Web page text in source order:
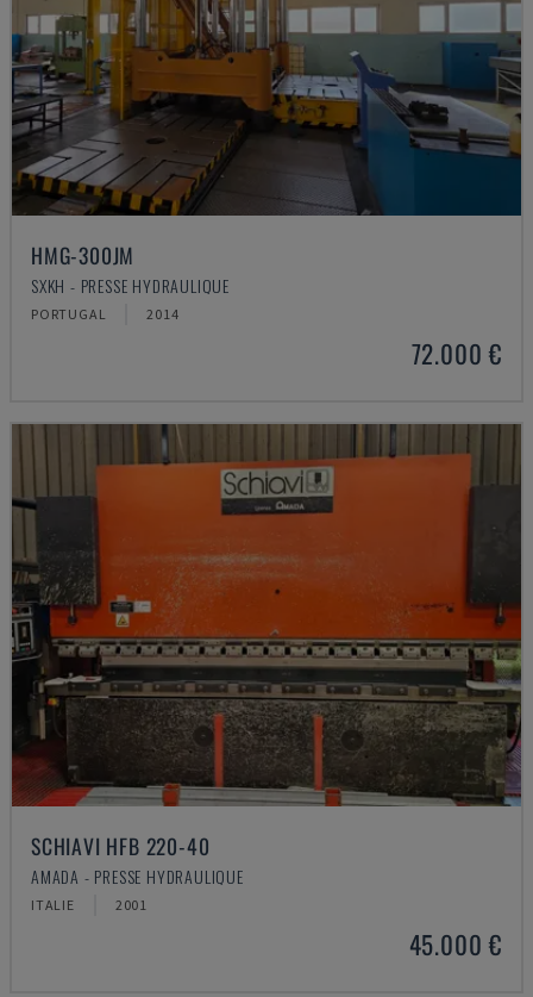
HMG-300JM
SXKH - PRESSE HYDRAULIQUE
PORTUGAL 2014
72.000 €
SCHIAVI HFB 220-40
AMADA - PRESSE HYDRAULIQUE
ITALIE 2001
45.000 €